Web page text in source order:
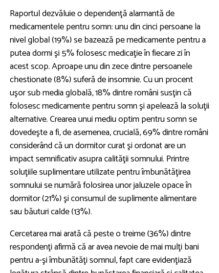
Raportul dezvăluie o dependenţă alarmantă de
medicamentele pentru somn: unu din cinci persoane la
nivel global (19%) se bazează pe medicamente pentru a
putea dormi şi 5% folosesc medicaţie în fiecare zi în
acest scop. Aproape unu din zece dintre persoanele
chestionate (8%) suferă de insomnie. Cu un procent
uşor sub media globală, 18% dintre români susţin că
folosesc medicamente pentru somn şi apelează la soluţii
alternative. Crearea unui mediu optim pentru somn se
dovedeşte a fi, de asemenea, crucială, 69% dintre români
considerând că un dormitor curat şi ordonat are un
impact semnificativ asupra calităţii somnului. Printre
soluţiile suplimentare utilizate pentru îmbunătăţirea
somnului se numără folosirea unor jaluzele opace în
dormitor (21%) şi consumul de suplimente alimentare
sau băuturi calde (13%).
Cercetarea mai arată că peste o treime (36%) dintre
respondenţi afirmă că ar avea nevoie de mai mulţi bani
pentru a-şi îmbunătăţi somnul, fapt care evidenţiază